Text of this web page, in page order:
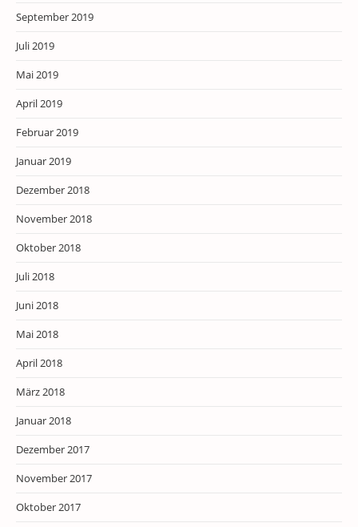
September 2019
Juli 2019
Mai 2019
April 2019
Februar 2019
Januar 2019
Dezember 2018
November 2018
Oktober 2018
Juli 2018
Juni 2018
Mai 2018
April 2018
März 2018
Januar 2018
Dezember 2017
November 2017
Oktober 2017